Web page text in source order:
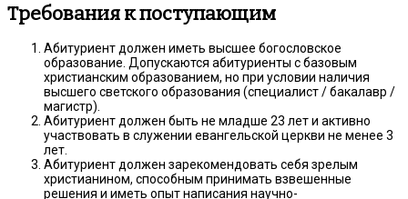
Требования к поступающим
Абитуриент должен иметь высшее богословское
образование. Допускаются абитуриенты с базовым
христианским образованием, но при условии наличия
высшего светского образования (специалист / бакалавр /
магистр).
Абитуриент должен быть не младше 23 лет и активно
участвовать в служении евангельской церкви не менее 3
лет.
Абитуриент должен зарекомендовать себя зрелым
христианином, способным принимать взвешенные
решения и иметь опыт написания научно-